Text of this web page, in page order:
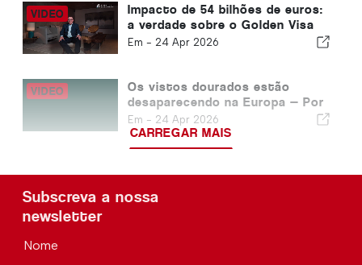
Impacto de 54 bilhões de euros:
a verdade sobre o Golden Visa
de Portugal
Em - 24 Apr 2026
Os vistos dourados estão
desaparecendo na Europa — Por
que os portugueses sobrevivem
Em - 24 Apr 2026
CARREGAR MAIS
Subscreva a nossa
newsletter
Nome